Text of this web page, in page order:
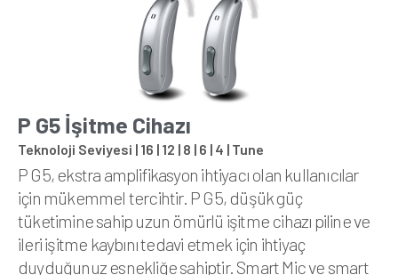
P G5 İşitme Cihazı
Teknoloji Seviyesi | 16 | 12 | 8 | 6 | 4 | Tune
P G5, ekstra amplifikasyon ihtiyacı olan kullanıcılar
için mükemmel tercihtir. P G5, düşük güç
tüketimine sahip uzun ömürlü işitme cihazı piline ve
ileri işitme kaybını tedavi etmek için ihtiyaç
duyduğunuz esnekliğe sahiptir. Smart Mic ve smart